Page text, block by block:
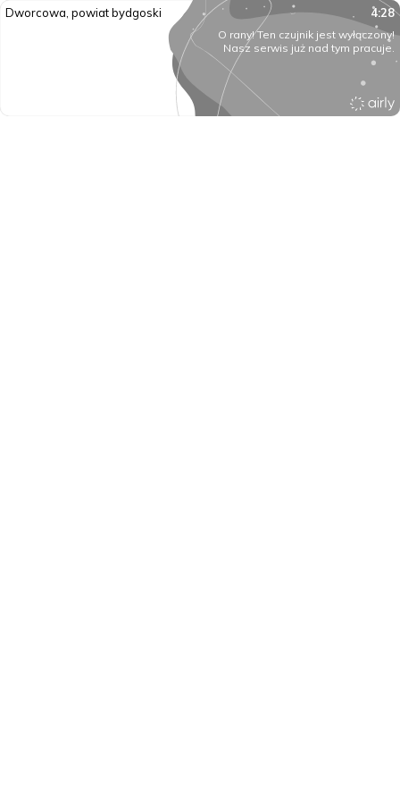
Dworcowa, powiat bydgoski 4:28
O rany! Ten czujnik jest wyłączony!
Nasz serwis już nad tym pracuje.